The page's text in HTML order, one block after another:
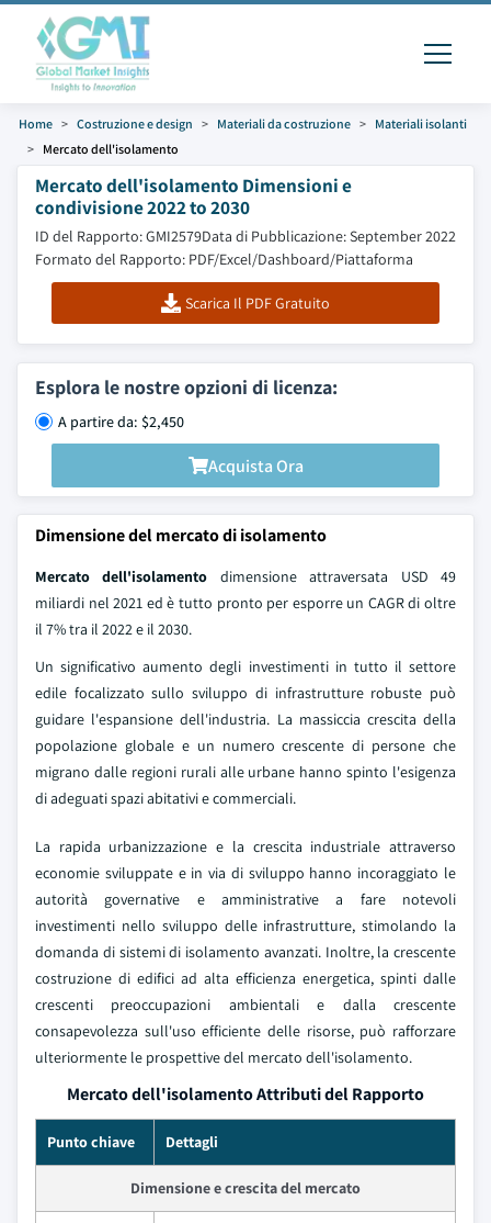
Home Costruzione e design Materiali da costruzione
Materiali isolanti
Mercato dell'isolamento
Mercato dell'isolamento Dimensioni e
condivisione 2022 to 2030
ID del Rapporto: GMI2579Data di Pubblicazione: September 2022
Formato del Rapporto: PDF/Excel/Dashboard/Piattaforma
Scarica Il PDF Gratuito
Esplora le nostre opzioni di licenza:
A partire da: $2,450
Acquista Ora
Dimensione del mercato di isolamento
Mercato dell'isolamento dimensione attraversata USD 49
miliardi nel 2021 ed è tutto pronto per esporre un CAGR di oltre
il 7% tra il 2022 e il 2030.
Un significativo aumento degli investimenti in tutto il settore
edile focalizzato sullo sviluppo di infrastrutture robuste può
guidare l'espansione dell'industria. La massiccia crescita della
popolazione globale e un numero crescente di persone che
migrano dalle regioni rurali alle urbane hanno spinto l'esigenza
di adeguati spazi abitativi e commerciali.
La rapida urbanizzazione e la crescita industriale attraverso
economie sviluppate e in via di sviluppo hanno incoraggiato le
autorità governative e amministrative a fare notevoli
investimenti nello sviluppo delle infrastrutture, stimolando la
domanda di sistemi di isolamento avanzati. Inoltre, la crescente
costruzione di edifici ad alta efficienza energetica, spinti dalle
crescenti preoccupazioni ambientali e dalla crescente
consapevolezza sull'uso efficiente delle risorse, può rafforzare
ulteriormente le prospettive del mercato dell'isolamento.
Mercato dell'isolamento Attributi del Rapporto
Punto chiave Dettagli
Dimensione e crescita del mercato